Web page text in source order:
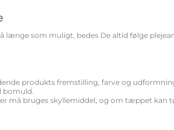
længe som muligt, bedes De altid følge
produkts fremstilling, farve og
bomuld.
må bruges skyllemiddel, og om tæppet kan